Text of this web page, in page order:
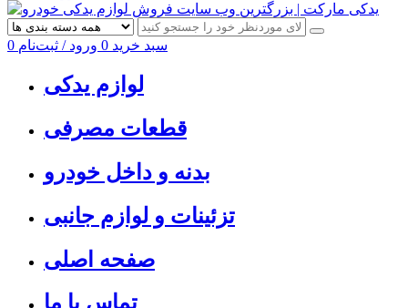
0 سبد خرید 0 ورود / ثبت‌نام
لوازم یدکی
قطعات مصرفی
بدنه و داخل خودرو
تزئینات و لوازم جانبی
صفحه اصلی
تماس با ما